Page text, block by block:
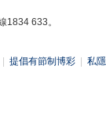
1834 633。
提倡有節制博彩 私